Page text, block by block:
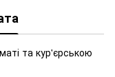
та кур'єрською